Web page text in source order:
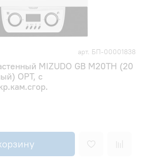
арт. БП-00001838
MIZUDO GB M20ТH (20
OPT, с